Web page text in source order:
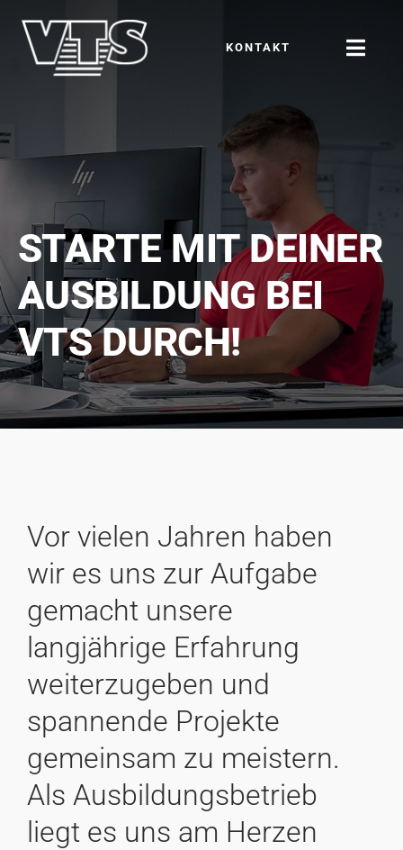
Inhalt
springen
KONTAKT
Produktbereiche
Karriere
STARTE MIT DEINER
AUSBILDUNG BEI
VTS DURCH!
Vor vielen Jahren haben
wir es uns zur Aufgabe
gemacht unsere
langjährige Erfahrung
weiterzugeben und
spannende Projekte
gemeinsam zu meistern.
Als Ausbildungsbetrieb
liegt es uns am Herzen